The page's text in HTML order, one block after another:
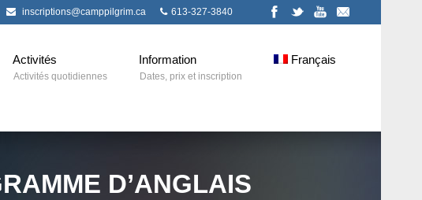
inscriptions@camppilgrim.ca 613-327-3840
Activités
Activités quotidiennes
Information
Dates, prix et inscription
Français
D’ANGLAIS